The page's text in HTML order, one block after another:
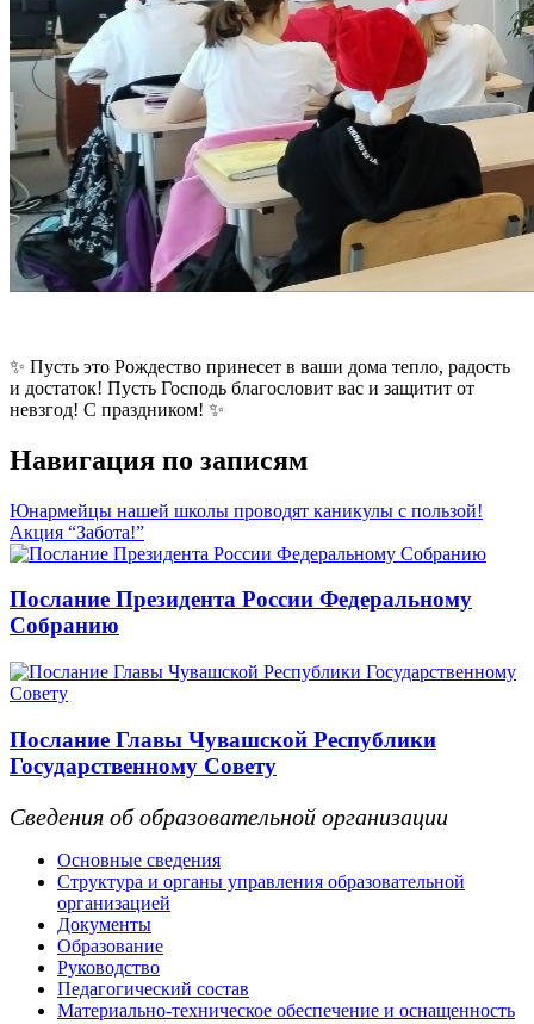
✨ Пусть это Рождество принесет в ваши дома тепло, радость
и достаток! Пусть Господь благословит вас и защитит от
невзгод! С праздником! ✨
Навигация по записям
Юнармейцы нашей школы проводят каникулы с пользой!
Акция “Забота!”
Послание Президента России Федеральному
Собранию
Послание Главы Чувашской Республики
Государственному Совету
Сведения об образовательной организации
Основные сведения
Структура и органы управления образовательной
организацией
Документы
Образование
Руководство
Педагогический состав
Материально-техническое обеспечение и оснащенность